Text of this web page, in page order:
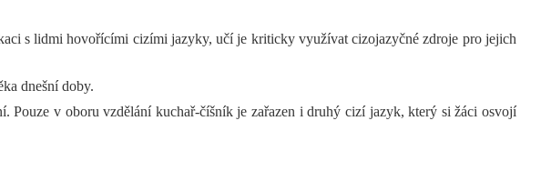
s lidmi hovořícími cizími jazyky, učí je kriticky využívat cizojazyčné zdroje pro jejich
dnešní doby.
v oboru vzdělání kuchař-číšník je zařazen i druhý cizí jazyk, který si žáci osvojí